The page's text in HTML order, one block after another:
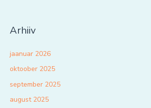
Arhiiv
jaanuar 2026
oktoober 2025
september 2025
august 2025